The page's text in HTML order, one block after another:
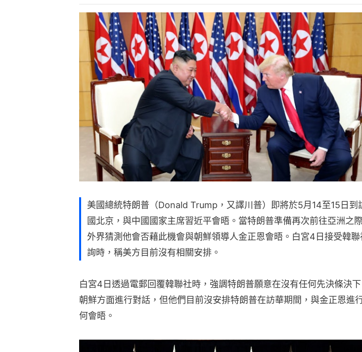
美國總統特朗普（Donald Trump，又譯川普）即將於5月14至15日到
國北京，與中國國家主席習近平會晤。當特朗普準備再次前往亞洲之際
外界猜測他會否藉此機會與朝鮮領導人金正恩會晤。白宮4日接受韓聯
詢時，稱美方目前沒有相關安排。
白宮4日透過電郵回覆韓聯社時，強調特朗普願意在沒有任何先決條決
朝鮮方面進行對話，但他們目前沒安排特朗普在訪華期間，與金正恩進
何會晤。